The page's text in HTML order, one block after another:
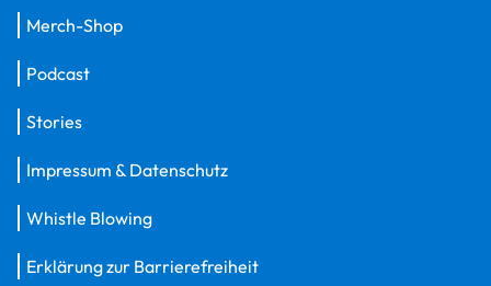
Merch-Shop
Podcast
Stories
Impressum & Datenschutz
Whistle Blowing
Erklärung zur Barrierefreiheit